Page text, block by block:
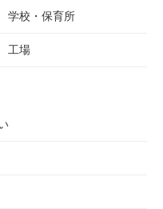
学校・保育所
工場